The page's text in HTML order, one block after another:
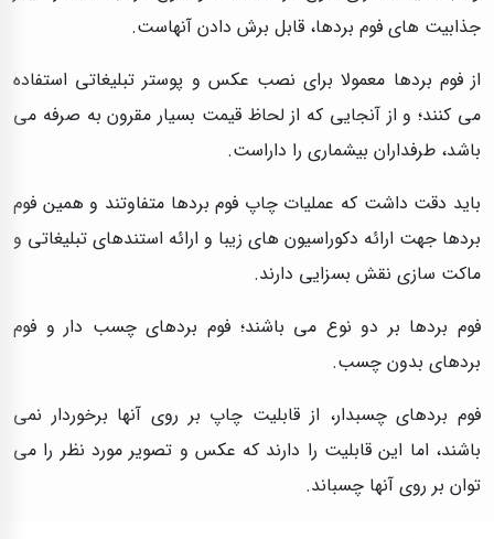
جذابیت های فوم بردها، قابل برش دادن آنهاست.
از فوم بردها معمولا برای نصب عکس و پوستر تبلیغاتی استفاده
می کنند؛ و از آنجایی که از لحاظ قیمت بسیار مقرون به صرفه می
باشد، طرفداران بیشماری را داراست.
باید دقت داشت که عملیات چاپ فوم بردها متفاوتند و همین فوم
بردها جهت ارائه دکوراسیون های زیبا و ارائه استندهای تبلیغاتی و
ماکت سازی نقش بسزایی دارند.
فوم بردها بر دو نوع می باشند؛ فوم بردهای چسب دار و فوم
بردهای بدون چسب.
فوم بردهای چسبدار، از قابلیت چاپ بر روی آنها برخوردار نمی
باشند، اما این قابلیت را دارند که عکس و تصویر مورد نظر را می
توان بر روی آنها چسباند.